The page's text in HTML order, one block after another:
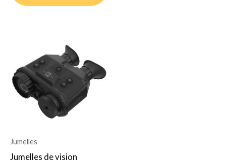
Jumelles
Jumelles de vision
initial
était :
1.999,00€.
est :
1.387,98€.